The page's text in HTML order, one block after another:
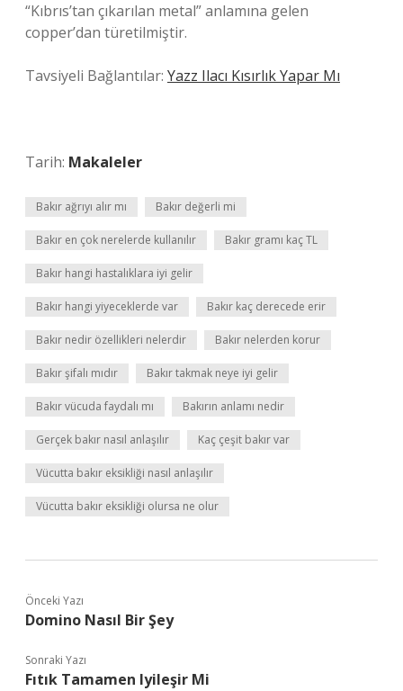
“Kıbrıs’tan çıkarılan metal” anlamına gelen
copper’dan türetilmiştir.
Tavsiyeli Bağlantılar: Yazz Ilacı Kısırlık Yapar Mı
Tarih: Makaleler
Bakır ağrıyı alır mı Bakır değerli mi
Bakır en çok nerelerde kullanılır Bakır gramı kaç TL
Bakır hangi hastalıklara iyi gelir
Bakır hangi yiyeceklerde var Bakır kaç derecede erir
Bakır nedir özellikleri nelerdir Bakır nelerden korur
Bakır şifalı mıdır Bakır takmak neye iyi gelir
Bakır vücuda faydalı mı Bakırın anlamı nedir
Gerçek bakır nasıl anlaşılır Kaç çeşit bakır var
Vücutta bakır eksikliği nasıl anlaşılır
Vücutta bakır eksikliği olursa ne olur
Önceki Yazı
Domino Nasıl Bir Şey
Sonraki Yazı
Fıtık Tamamen Iyileşir Mi